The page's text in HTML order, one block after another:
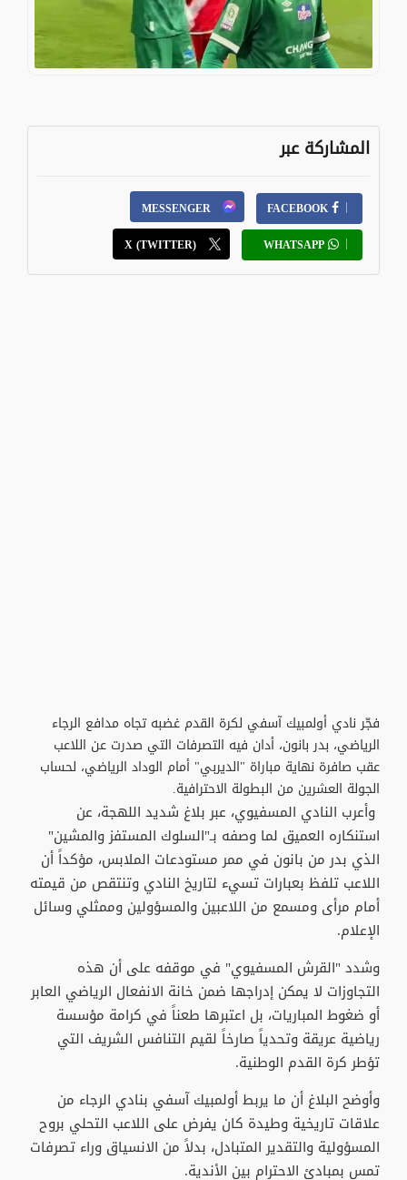
المشاركة عبر
FACEBOOK
MESSENGER
WHATSAPP
X (TWITTER)
فجّر نادي أولمبيك آسفي لكرة القدم غضبه تجاه مدافع الرجاء
الرياضي، بدر بانون، أدان فيه التصرفات التي صدرت عن اللاعب
عقب صافرة نهاية مباراة "الديربي" أمام الوداد الرياضي، لحساب
الجولة العشرين من البطولة الاحترافية.
وأعرب النادي المسفيوي، عبر بلاغ شديد اللهجة، عن
استنكاره العميق لما وصفه بـ"السلوك المستفز والمشين"
الذي بدر من بانون في ممر مستودعات الملابس، مؤكداً أن
اللاعب تلفظ بعبارات تسيء لتاريخ النادي وتنتقص من قيمته
أمام مرأى ومسمع من اللاعبين والمسؤولين وممثلي وسائل
الإعلام.
وشدد "القرش المسفيوي" في موقفه على أن هذه
التجاوزات لا يمكن إدراجها ضمن خانة الانفعال الرياضي العابر
أو ضغوط المباريات، بل اعتبرها طعناً في كرامة مؤسسة
رياضية عريقة وتحدياً صارخاً لقيم التنافس الشريف التي
تؤطر كرة القدم الوطنية.
وأوضح البلاغ أن ما يربط أولمبيك آسفي بنادي الرجاء من
علاقات تاريخية وطيدة كان يفرض على اللاعب التحلي بروح
المسؤولية والتقدير المتبادل، بدلاً من الانسياق وراء تصرفات
تمس بمبادئ الاحترام بين الأندية.